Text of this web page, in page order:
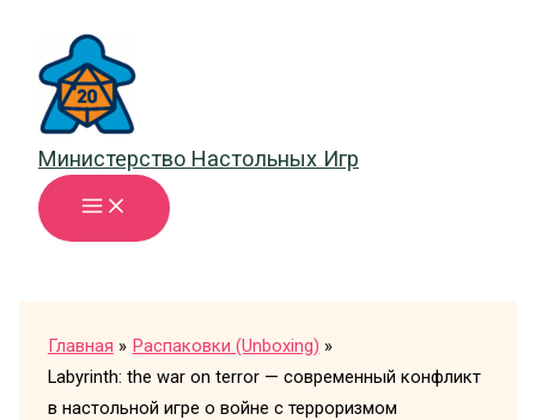
содержимому
Министерство Настольных Игр
Главная
Распаковки (Unboxing)
Labyrinth: the war on terror — современный конфликт
в настольной игре о войне с терроризмом